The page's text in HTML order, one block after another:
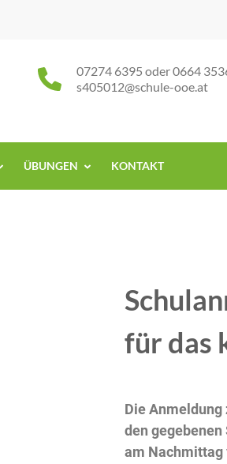
07274 6395 oder 0664
s405012@schule-ooe.at
ÜBUNGEN KONTAKT
für das
Die
den
am Nachmittag